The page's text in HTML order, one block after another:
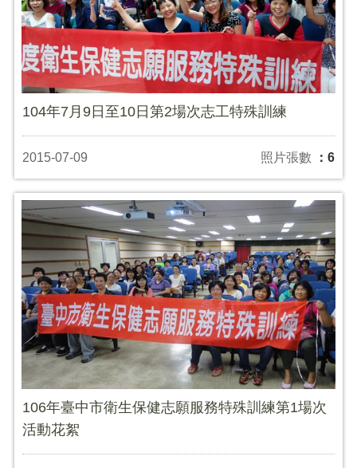
104年7月9日至10日第2場次志工特殊訓練
2015-07-09 照片張數 ：6
106年臺中市衛生保健志願服務特殊訓練第1場次
活動花絮